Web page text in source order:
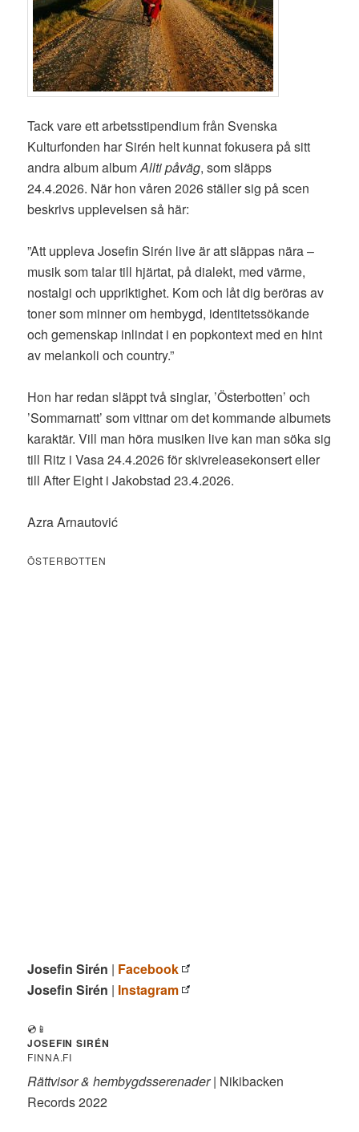
Tack vare ett arbetsstipendium från Svenska
Kulturfonden har Sirén helt kunnat fokusera på sitt
andra album albumAllti påväg, som släpps
24.4.2026. När hon våren 2026 ställer sig på scen
beskrivs upplevelsen så här:
”Att uppleva Josefin Sirén live är att släppas nära –
musik som talar till hjärtat, på dialekt, med värme,
nostalgi och uppriktighet. Kom och låt dig beröras av
toner som minner om hembygd, identitetssökande
och gemenskap inlindat i en popkontext med en hint
av melankoli och country.”
Hon har redan släppt två singlar, ’Österbotten’ och
’Sommarnatt’ som vittnar om det kommande albumets
karaktär. Vill man höra musiken live kan man söka sig
till Ritz i Vasa 24.4.2026 för skivreleasekonsert eller
till After Eight i Jakobstad 23.4.2026.
Azra Arnautović
ÖSTERBOTTEN
Josefin Sirén | Facebook
Josefin Sirén | Instagram
💿📱
JOSEFIN SIRÉN
FINNA.FI
Rättvisor & hembygdsserenader| Nikibacken
Records 2022